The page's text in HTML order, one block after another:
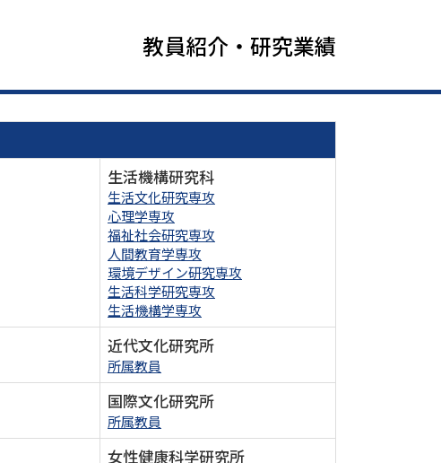
教員紹介・研究業績
生活機構研究科
生活文化研究専攻
心理学専攻
福祉社会研究専攻
人間教育学専攻
環境デザイン研究専攻
生活科学研究専攻
生活機構学専攻
近代文化研究所
所属教員
国際文化研究所
所属教員
女性健康科学研究所